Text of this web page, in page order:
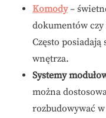
Komody–
dokumentów
Często posiadają
wnętrza.
Systemy
można
rozbudowywać